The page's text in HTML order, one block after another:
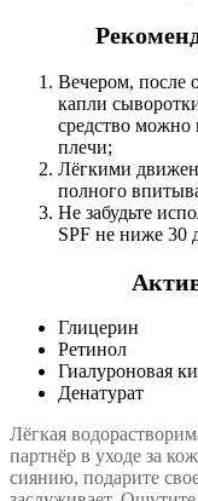
Вечером, после
капли
средство можно
плечи;
Лёгкими
полного
Не забудьте
SPF не ниже 30
Глицерин
Ретинол
Гиалуроновая
Денатурат
Лёгкая
партнёр в уходе за
сиянию, подарите